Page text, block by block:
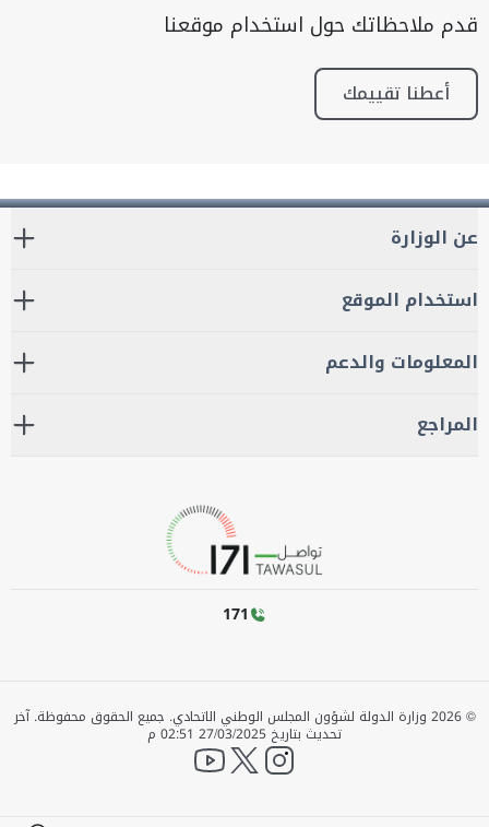
قدم ملاحظاتك حول استخدام موقعنا
أعطنا تقييمك
عن الوزارة
استخدام الموقع
المعلومات والدعم
المراجع
171
©
2026 وزارة الدولة لشؤون المجلس الوطني الاتحادي. جميع الحقوق محفوظة.آخر
تحديث بتاريخ 27/03/2025 02:51 م
instagram
twitter
YouTube